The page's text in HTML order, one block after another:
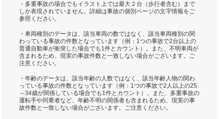
・多重事故の場合でもイラスト上では最大２台（歩行者含む）まで
しか表現されていません。詳細は事故の個別ページの文字情報をご
参照ください。
・車両種別のデータは、該当車両の数ではなく、該当車両種別の関
わっている事故の件数となっています（例：1つの事故で2台以上の
普通自動車が衝突した場合でも1件とカウント）。また、不明車両が
含まれるため、現実の事故件数と一致しない場合がございます。ご
注意ください。
・年齢のデータは、該当年齢の人数ではなく、該当年齢人物の関わ
っている事故の件数となっています（例：1つの事故で2人以上の25
～34歳が関係している場合でも1件とカウント）。また、多重事故の
運転手や同乗者など、年齢不明の関係者も含まれるため、現実の事
故件数と一致しない場合がございます。ご注意ください。